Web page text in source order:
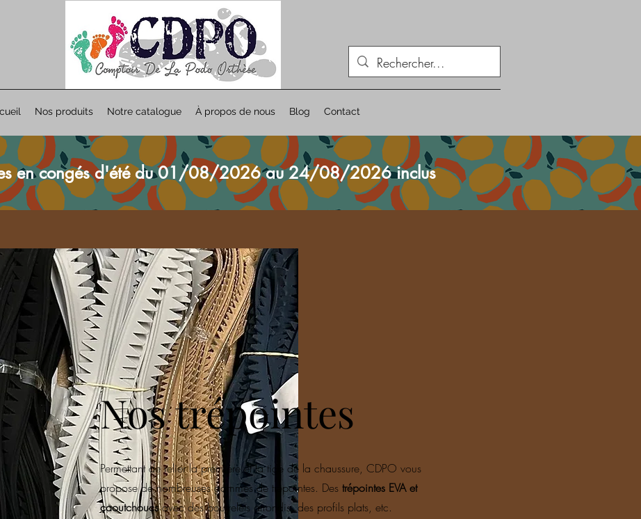
Nos produits Notre catalogue À propos de nous Blog Contact
en congés d'été du 01/08/2026 au 24/08/2026 inclus
Nos trépointes
Permettant de relier la première et la tige de la chaussure, CDPO vous
proposede nombreuses gammesde trépointes. Des trépointes EVA et
caoutchoucsavec des bourrelets arrondis, des profils plats, etc.